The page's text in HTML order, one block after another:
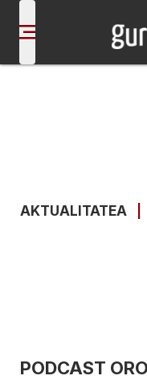
AKTUALITATEA
PODCAST ORO